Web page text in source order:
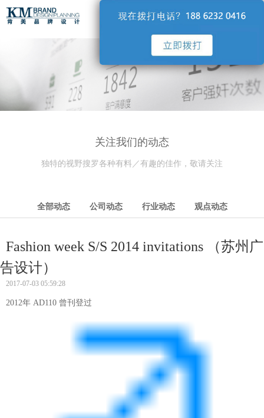
导航
关注我们的动态
独特的视野搜罗各种有料／有趣的佳作，敬请关注
全部动态 公司动态 行业动态 观点动态
Fashion week S/S 2014 invitations （苏州广
告设计）
2017-07-03 05:59:28
2012年 AD110 曾刊登过